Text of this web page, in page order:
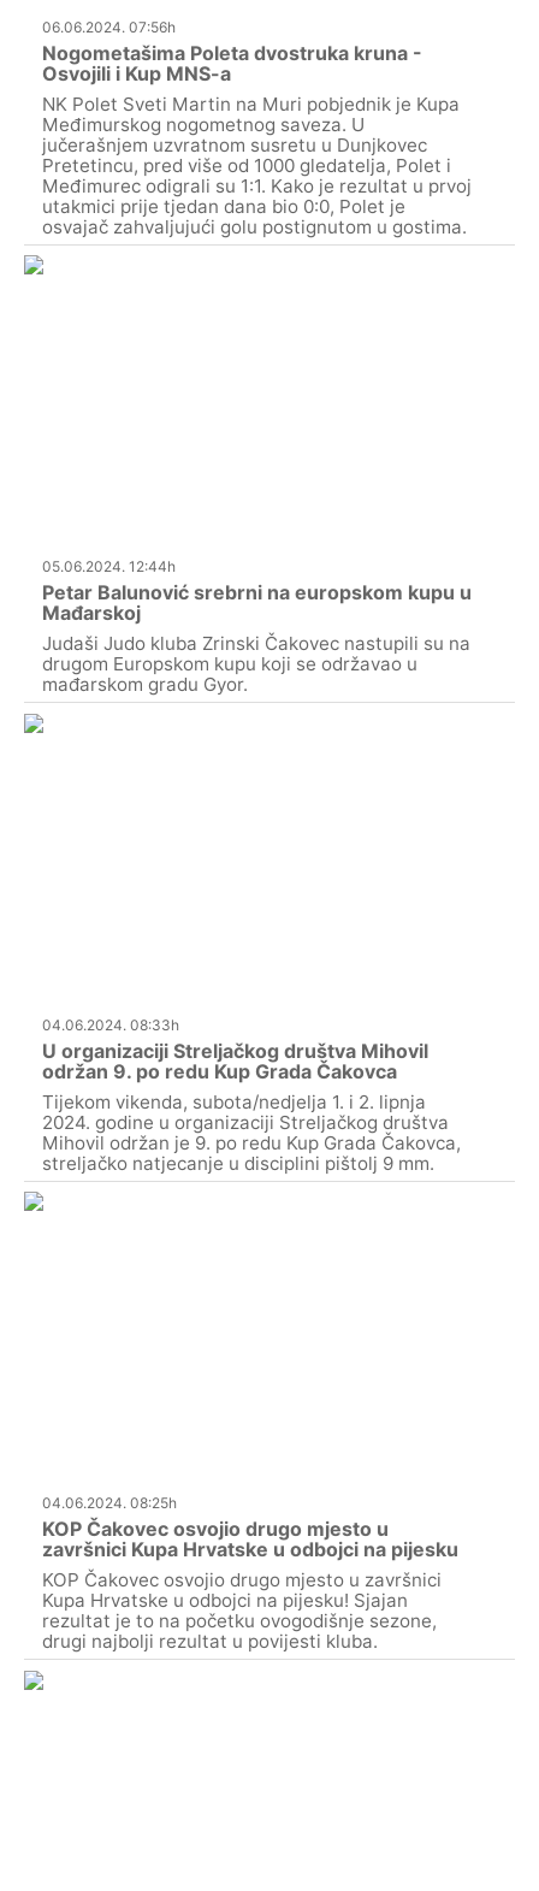
06.06.2024. 07:56h
Nogometašima Poleta dvostruka kruna -
Osvojili i Kup MNS-a
NK Polet Sveti Martin na Muri pobjednik je Kupa
Međimurskog nogometnog saveza. U
jučerašnjem uzvratnom susretu u Dunjkovec
Pretetincu, pred više od 1000 gledatelja, Polet i
Međimurec odigrali su 1:1. Kako je rezultat u prvoj
utakmici prije tjedan dana bio 0:0, Polet je
osvajač zahvaljujući golu postignutom u gostima.
05.06.2024. 12:44h
Petar Balunović srebrni na europskom kupu u
Mađarskoj
Judaši Judo kluba Zrinski Čakovec nastupili su na
drugom Europskom kupu koji se održavao u
mađarskom gradu Gyor.
04.06.2024. 08:33h
U organizaciji Streljačkog društva Mihovil
održan 9. po redu Kup Grada Čakovca
Tijekom vikenda, subota/nedjelja 1. i 2. lipnja
2024. godine u organizaciji Streljačkog društva
Mihovil održan je 9. po redu Kup Grada Čakovca,
streljačko natjecanje u disciplini pištolj 9 mm.
04.06.2024. 08:25h
KOP Čakovec osvojio drugo mjesto u
završnici Kupa Hrvatske u odbojci na pijesku
KOP Čakovec osvojio drugo mjesto u završnici
Kupa Hrvatske u odbojci na pijesku! Sjajan
rezultat je to na početku ovogodišnje sezone,
drugi najbolji rezultat u povijesti kluba.